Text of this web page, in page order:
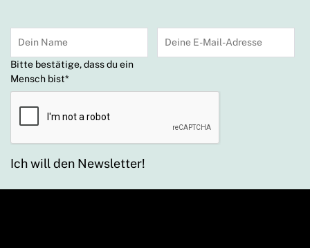
Bitte bestätige, dass du ein
Mensch bist*
Ich will den Newsletter!